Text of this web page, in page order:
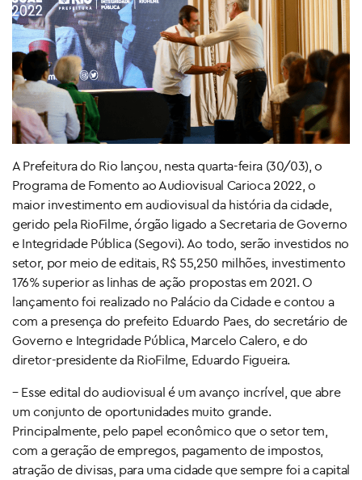
A Prefeitura do Rio lançou, nesta quarta-feira (30/03), o
Programa de Fomento ao Audiovisual Carioca 2022, o
maior investimento em audiovisual da história da cidade,
gerido pela RioFilme, órgão ligado a Secretaria de Governo
e Integridade Pública (Segovi). Ao todo, serão investidos no
setor, por meio de editais, R$ 55,250 milhões, investimento
176% superior as linhas de ação propostas em 2021. O
lançamento foi realizado no Palácio da Cidade e contou a
com a presença do prefeito Eduardo Paes, do secretário de
Governo e Integridade Pública, Marcelo Calero, e do
diretor-presidente da RioFilme, Eduardo Figueira.
– Esse edital do audiovisual é um avanço incrível, que abre
um conjunto de oportunidades muito grande.
Principalmente, pelo papel econômico que o setor tem,
com a geração de empregos, pagamento de impostos,
atração de divisas, para uma cidade que sempre foi a capital